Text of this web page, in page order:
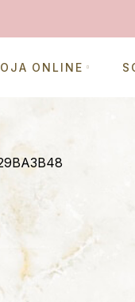
ONLINE